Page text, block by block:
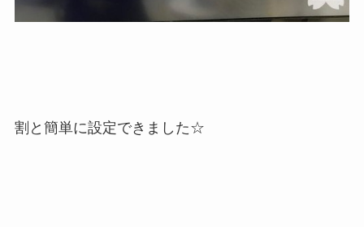
割と簡単に設定できました☆